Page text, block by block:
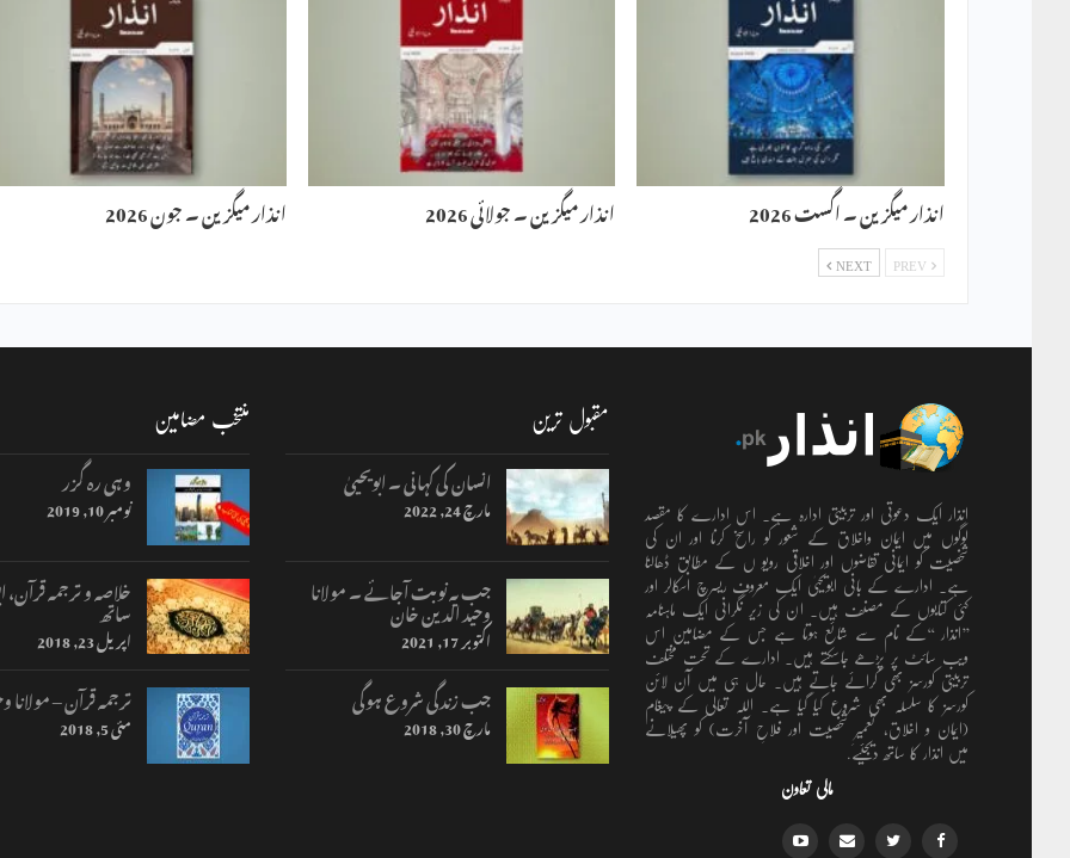
انذار میگزین ۔ اگست 2026 انذار میگزین ۔ جولائی 2026 انذار میگزین ۔ جون 2026
NEXT
انذار ایک دعوتی اور تربیتی ادارہ ہے۔ اس ادارے کا مقصد
لوگوں میں ایمان واخلاق کے شعور کو راسخ کرنا اور ان کی
شخصیت کو ایمانی تقاضوں اور اخلاقی رویو ں کے مطابق ڈھالنا
ہے۔ ادارے کے بانی ابویحییٰ ایک معروف ریسرچ اسکالر اور
کئی کتابوں کے مصنف ہیں۔ ان کی زیر نگرانی ایک ماہنامہ
’’انذار ‘‘کے نام سے شائع ہوتا ہے جس کے مضامین اس
ویب سائٹ پر پڑھے جاسکتے ہیں۔ ادارے کے تحت مختلف
تربیتی کورسز بھی کرائے جاتے ہیں۔ حال ہی میں آن لائن
کورسز کا سلسلہ بھی شروع کیا گیا ہے۔ اللہ تعالٰی کے پیغام
(ایمان و اخلاق، تعمیرِ شخصیت اور فلاحِ آخرت) کو پھیلانے
میں انذار کا ساتھ دیجئیے.
مالی تعاون
مقبول ترین
انسان کی کہانی ۔ ابویحییٰ
مارچ 24, 2022
جب یہ نوبت آجائے ۔ مولانا
وحید الدین خان
اکتوبر 17, 2021
جب زندگی شروع ہوگی
مارچ 30, 2018
منتخب مضامین
وہی رہ گزر
نومبر 10, 2019
خلاصہ و ترجمہ
ساتھ
اپریل 23, 2018
ترجمہ قرآن – مولانا
مئی 5, 2018